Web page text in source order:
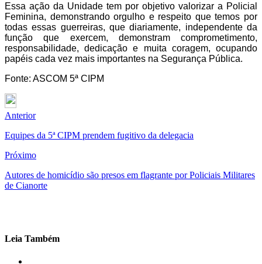
Essa ação da Unidade tem por objetivo valorizar a Policial
Feminina, demonstrando orgulho e respeito que temos por
todas essas guerreiras, que diariamente, independente da
função que exercem, demonstram comprometimento,
responsabilidade, dedicação e muita coragem, ocupando
papéis cada vez mais importantes na Segurança Pública.
Fonte: ASCOM 5ª CIPM
Anterior
Equipes da 5ª CIPM prendem fugitivo da delegacia
Próximo
Autores de homicídio são presos em flagrante por Policiais Militares
de Cianorte
Leia Também